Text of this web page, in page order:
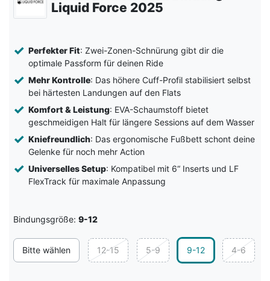
Liquid Force 2025
Perfekter Fit: Zwei-Zonen-Schnürung gibt dir die
optimale Passform für deinen Ride
Mehr Kontrolle: Das höhere Cuff-Profil stabilisiert selbst
bei härtesten Landungen auf den Flats
Komfort & Leistung: EVA-Schaumstoff bietet
geschmeidigen Halt für längere Sessions auf dem Wasser
Kniefreundlich: Das ergonomische Fußbett schont deine
Gelenke für noch mehr Action
Universelles Setup: Kompatibel mit 6“ Inserts und LF
FlexTrack für maximale Anpassung
Bindungsgröße: 9-12
Bitte wählen 12-15 5-9 9-12 4-6